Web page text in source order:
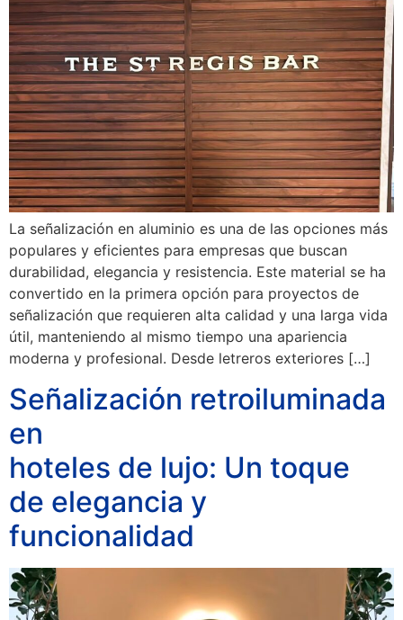
La señalización en aluminio es una de las opciones más
populares y eficientes para empresas que buscan
durabilidad, elegancia y resistencia. Este material se ha
convertido en la primera opción para proyectos de
señalización que requieren alta calidad y una larga vida
útil, manteniendo al mismo tiempo una apariencia
moderna y profesional. Desde letreros exteriores […]
Señalización retroiluminada
en
hoteles de lujo: Un toque
de elegancia y
funcionalidad